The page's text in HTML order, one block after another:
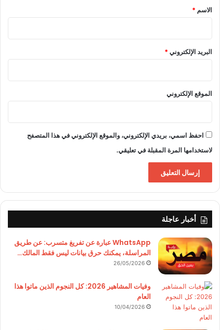
*
الاسم *
البريد الإلكتروني*
الموقع الإلكتروني
احفظ اسمي، بريدي الإلكتروني، والموقع الإلكتروني في هذا المتصفح
لاستخدامها المرة المقبلة في تعليقي.
أخبار عاجلة
WhatsApp عبارة عن تفريغ متسرب: عن طريق
المراسلة، يمكنك حرق بيانات ليس فقط المالك…
26/05/2026
وفيات المشاهير 2026: كل النجوم الذين ماتوا هذا
العام
10/04/2026